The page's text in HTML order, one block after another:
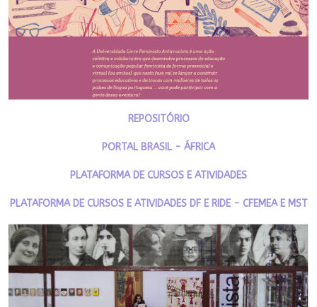
REPOSITÓRIO
PORTAL BRASIL - ÁFRICA
PLATAFORMA DE CURSOS E ATIVIDADES
PLATAFORMA DE CURSOS E ATIVIDADES DF E RIDE - CFEMEA E MST